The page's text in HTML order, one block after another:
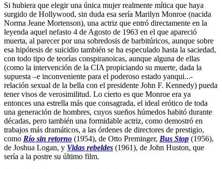
Si hubiera que elegir una única mujer realmente mítica que haya
surgido de Hollywood, sin duda esa sería Marilyn Monroe (nacida
Norma Jeane Mortenson), una actriz que entró directamente en la
leyenda aquel nefasto 4 de Agosto de 1963 en el que apareció
muerta, al parecer por una sobredosis de barbitúricos, aunque sobre
esa hipótesis de suicidio también se ha especulado hasta la saciedad,
con todo tipo de teorías conspiranoicas, aunque alguna de ellas
(como la intervención de la CIA propiciando su muerte, dada la
supuesta –e inconveniente para el poderoso estado yanqui...-
relación sexual de la bella con el presidente John F. Kennedy) pueda
tener visos de verosimilitud. Lo cierto es que Monroe era ya
entonces una estrella más que consagrada, el ideal erótico de toda
una generación de hombres, cuyos sueños húmedos habitó durante
décadas, pero también una formidable actriz, como demostró en
trabajos más dramáticos, a las órdenes de directores de prestigio,
como Río sin retorno (1954), de Otto Preminger, Bus Stop (1956),
de Joshua Logan, y Vidas rebeldes (1961), de John Huston, que
sería a la postre su último film.